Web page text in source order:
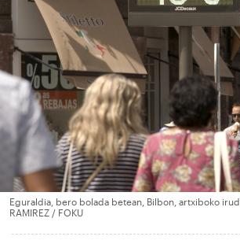
Eguraldia, bero bolada betean, Bilbon, artxiboko
RAMIREZ / FOKU